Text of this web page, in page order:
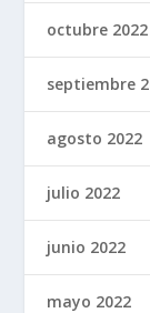
octubre 2022
septiembre
agosto 2022
julio 2022
junio 2022
mayo 2022